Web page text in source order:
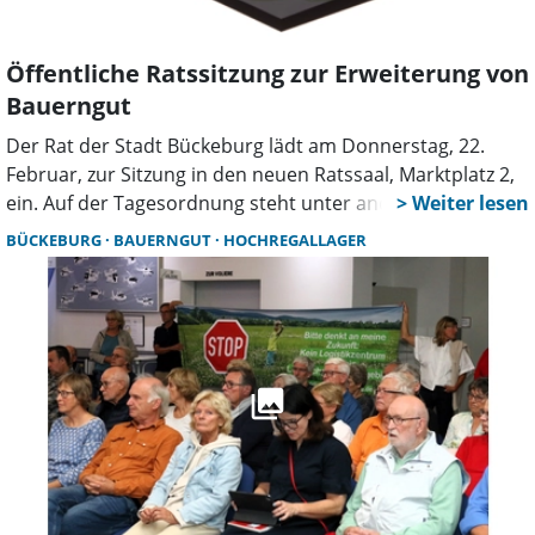
äußern“, erklärte der Bürgermeister in einem Gespräch
Öffentliche Ratssitzung zur Erweiterung von
Bauerngut
Der Rat der Stadt Bückeburg lädt am Donnerstag, 22.
Februar, zur Sitzung in den neuen Ratssaal, Marktplatz 2,
ein. Auf der Tagesordnung steht unter anderem die
Erweiterung von Bauerngut und die damit verbundene
erneute Öffentliche Auslegung nach diversen
Planänderungen. Zudem steht die Ernennung des
stellvertretenden Ortsbrandmeisters der Ortsfeuerwehr
Müsingen an. Zum Abschluss der Sitzung findet die
Einwohnerfragestunde statt.
BÜCKEBURG BAUERNGUT HOCHREGALLAGER